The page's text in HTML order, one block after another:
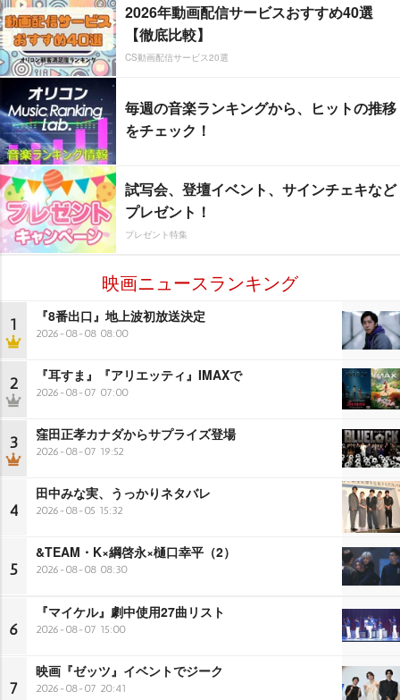
2026年動画配信サービスおすすめ40選
【徹底比較】
CS動画配信サービス20選
毎週の音楽ランキングから、ヒットの推移
をチェック！
試写会、登壇イベント、サインチェキなど
プレゼント！
プレゼント特集
映画ニュースランキング
1 『8番出口』地上波初放送決定
2026-08-08 08:00
2 『耳すま』『アリエッティ』IMAXで
2026-08-07 07:00
3 窪田正孝カナダからサプライズ登場
2026-08-07 19:52
4
田中みな実、うっかりネタバレ
2026-08-05 15:32
5
&TEAM・K×綱啓永×樋口幸平（2）
2026-08-08 08:30
6
『マイケル』劇中使用27曲リスト
2026-08-07 15:00
7
映画『ゼッツ』イベントでジーク
2026-08-07 20:41